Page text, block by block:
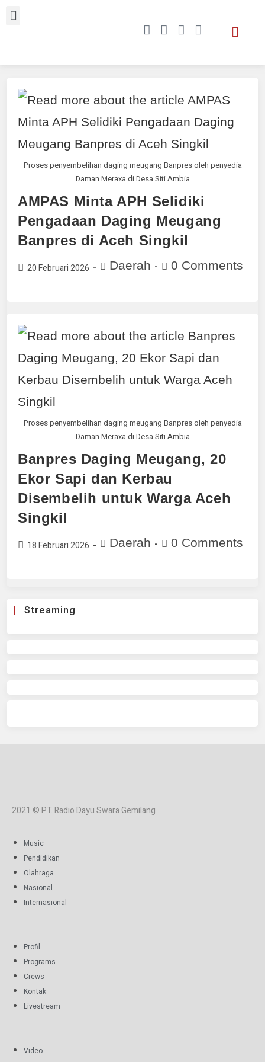
Proses penyembelihan daging meugang Banpres oleh penyedia
Daman Meraxa di Desa Siti Ambia
AMPAS Minta APH Selidiki
Pengadaan Daging Meugang
Banpres di Aceh Singkil
20 Februari 2026 Daerah 0 Comments
Proses penyembelihan daging meugang Banpres oleh penyedia
Daman Meraxa di Desa Siti Ambia
Banpres Daging Meugang, 20
Ekor Sapi dan Kerbau
Disembelih untuk Warga Aceh
Singkil
18 Februari 2026 Daerah 0 Comments
Streaming
2021 © PT. Radio Dayu Swara Gemilang
Music
Pendidikan
Olahraga
Nasional
Internasional
Profil
Programs
Crews
Kontak
Livestream
Video